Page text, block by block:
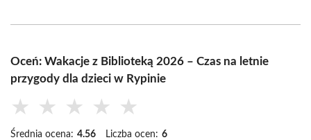
Oceń: Wakacje z Biblioteką 2026 – Czas na letnie
przygody dla dzieci w Rypinie
★ ★ ★ ★ ★
Średnia ocena: 4.56 Liczba ocen: 6